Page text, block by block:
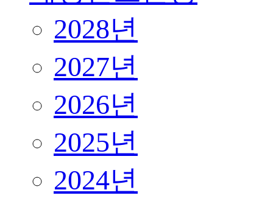
2028년
2027년
2026년
2025년
2024년